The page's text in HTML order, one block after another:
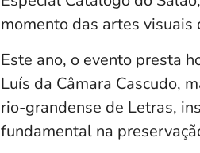
momento das artes visuais
Este ano, o evento presta
Luís da Câmara Cascudo,
rio-grandense de Letras,
fundamental na